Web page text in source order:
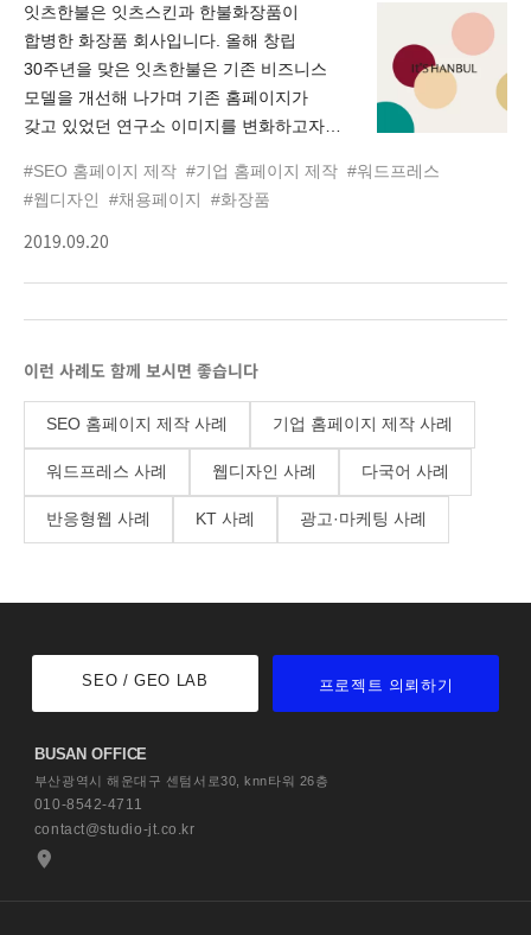
제작하여 직관적이고 손쉽게 광고 문의를
할 수 있는 사용자 경험을 제공하였다.
전반적으로 타이포그래피와 브랜드
아이덴티티 컬러를 사용한 디자인을 통해
나스미디어만의 컴팩트한 UI 구현하였다.
자연스러운 모션 스크립트를 다양한 부분에
적용함으로써 콘텐츠 관심도 및 몰입감을
잇츠한불은 잇츠스킨과 한불화장품이
합병한 화장품 회사입니다. 올해 창립
30주년을 맞은 잇츠한불은 기존 비즈니스
모델을 개선해 나가며 기존 홈페이지가
갖고 있었던 연구소 이미지를 변화하고자
홈페이지에서는 잇츠한불의 다양한
이미지를 보여줄 수 있도록 구축했습니다.
잇츠한불 대표홈페이지는 웹어워드코리아
#SEO 홈페이지 제작 #기업 홈페이지 제작 #워드프레스
#웹디자인
#채용페이지 #화장품
2019.09.20
이런 사례도 함께 보시면 좋습니다
SEO 홈페이지 제작 사례 기업 홈페이지 제작 사례
워드프레스 사례 웹디자인 사례 다국어 사례
반응형웹 사례 KT 사례 광고·마케팅 사례
SEO / GEO LAB 프로젝트 의뢰하기
BUSAN OFFICE
부산광역시 해운대구 센텀서로30,knn타워 26층
010-8542-4711
contact@studio-jt.co.kr